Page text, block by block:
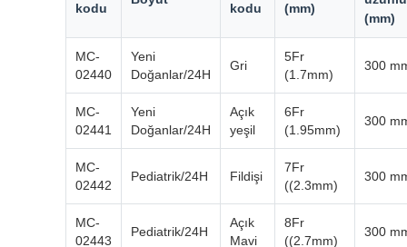
kodu
kodu
(mm)
(mm)
MC-
02440
Yeni
Doğanlar/24H
Gri
5Fr
(1.7mm)
300
MC-
02441
Yeni
Doğanlar/24H
Açık
yeşil
6Fr
(1.95mm)
300
MC-
02442
Pediatrik/24H Fildişi
7Fr
((2.3mm)
300
MC-
02443
Pediatrik/24H
Açık
Mavi
8Fr
((2.7mm)
300